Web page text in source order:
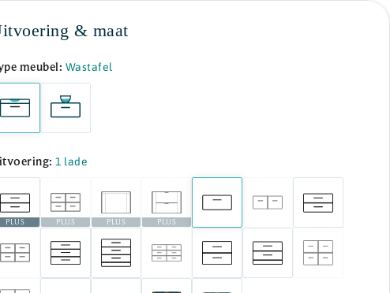
& maat
meubel: Wastafel
1 lade
PLUS PLUS PLUS PLUS